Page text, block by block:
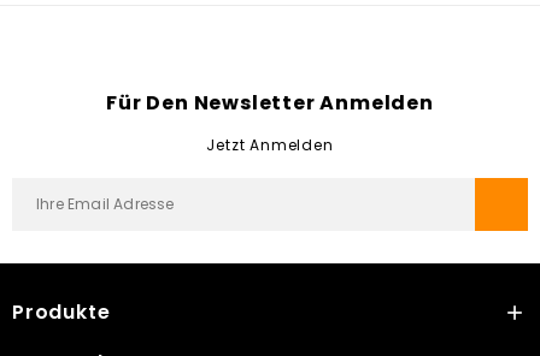
Für Den Newsletter Anmelden
Jetzt Anmelden
Produkte 